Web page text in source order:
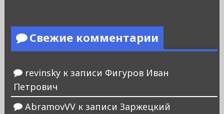
Свежие комментарии
revinskyк записи Фигуров Иван
Петрович
AbramovVVк записи Заржецкий